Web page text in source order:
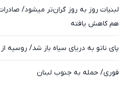
لبنیات روز به روز گران‌تر میشود/
هم کاهش یافته
پای ناتو به دریای سیاه باز شد/ روسیه
فوری/ حمله به جنوب لبنان